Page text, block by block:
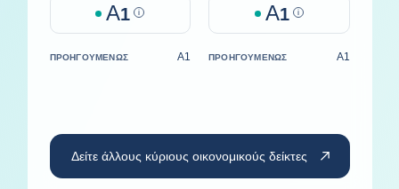
A1 Help A1 Help
ΠΡΟΗΓΟΥΜΈΝΩΣ A1 ΠΡΟΗΓΟΥΜΈΝΩΣ A1
Δείτε άλλους κύριους οικονομικούς δείκτες